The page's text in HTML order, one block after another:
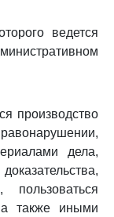
ведется
производство
дела,
также иными